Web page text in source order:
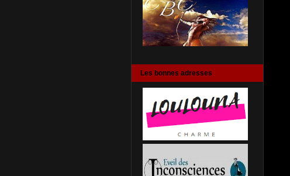
Les bonnes adresses